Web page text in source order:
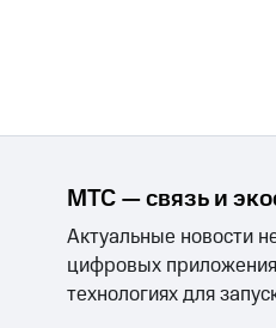
МТС — связь и
Актуальные новости
цифровых
технологиях для